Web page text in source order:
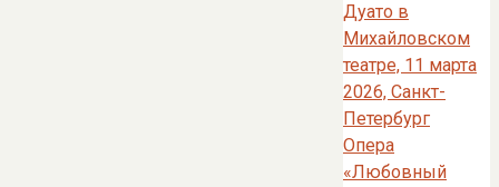
Дуато в
Михайловском
театре, 11 марта
2026, Санкт-
Петербург
Опера
«Любовный